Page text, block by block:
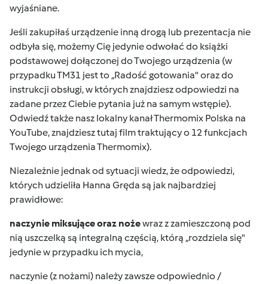
wyjaśniane.
Jeśli zakupiłaś urządzenie inną drogą lub prezentacja nie
odbyła się, możemy Cię jedynie odwołać do książki
podstawowej dołączonej do Twojego urządzenia (w
przypadku TM31 jest to „Radość gotowania" oraz do
instrukcji obsługi, w których znajdziesz odpowiedzi na
zadane przez Ciebie pytania już na samym wstępie).
Odwiedź także nasz lokalny kanał Thermomix Polska na
YouTube, znajdziesz tutaj film traktujący o 12 funkcjach
Twojego urządzenia Thermomix).
Niezależnie jednak od sytuacji wiedz, że odpowiedzi,
których udzieliła Hanna Gręda są jak najbardziej
prawidłowe:
naczynie miksujące oraz nożewraz z zamieszczoną pod
nią uszczelką są integralną częścią, którą „rozdziela się"
jedynie w przypadku ich mycia,
naczynie (z nożami) należy zawsze odpowiednio /